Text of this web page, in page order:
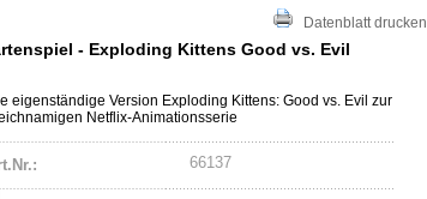
Datenblatt drucken
- Exploding Kittens Good vs. Evil
eigenständige Version Exploding Kittens: Good vs. Evil zur
Netflix-Animationsserie
66137